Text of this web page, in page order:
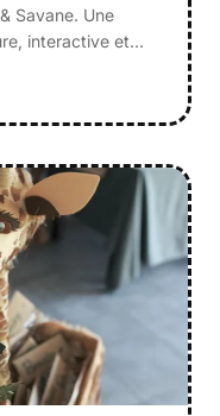
Savane. Une
interactive et…